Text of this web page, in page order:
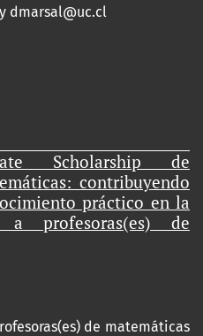
dmarsal@uc.cl
Scholarship de
contribuyendo
práctico en la
profesoras(es) de
de matemáticas